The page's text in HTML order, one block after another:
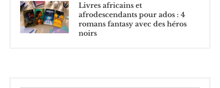
Livres africains et
afrodescendants pour ados : 4
romans fantasy avec des héros
noirs